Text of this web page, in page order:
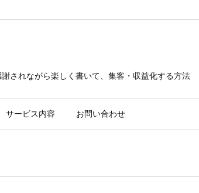
されながら楽しく書いて、集客・収益化する方法
サービス内容 お問い合わせ